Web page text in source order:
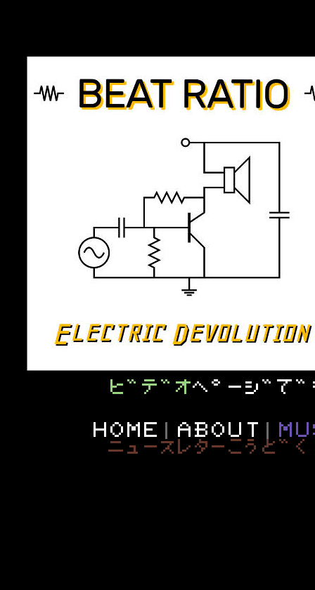
ヒ¨テ¨オヘ˚ーシ¨て¨
HOME | ABOUT |
ニュースレターこうと¨く